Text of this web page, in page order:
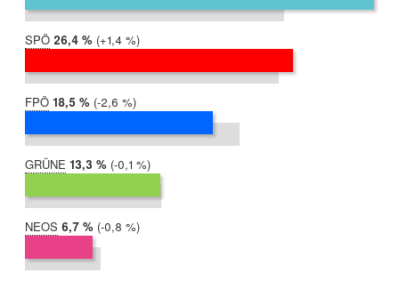
SPÖ 2019:
26,4 %
2014:
25,0 %
Differenz:
+1,4 %
FPÖ 2019:
18,5 %
2014:
21,1 %
Differenz:
-2,6 %
GRÜNE 2019:
13,3 %
2014:
13,4 %
Differenz:
-0,1 %
NEOS 2019:
6,7 %
2014:
7,4 %
Differenz:
-0,8 %